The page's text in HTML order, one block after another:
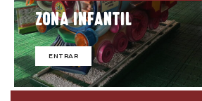
ZONA INFANTIL
ENTRAR